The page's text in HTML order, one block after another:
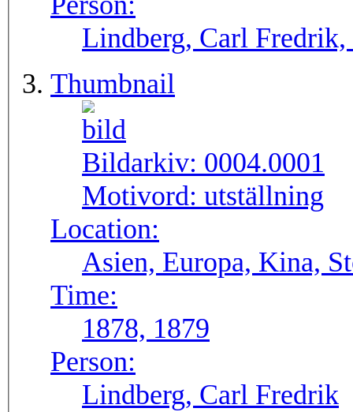
Lindberg, Carl
Thumbnail
Bildarkiv: 0004.0001
Motivord: utställning
Location:
Asien, Europa, Kina,
Time:
1878, 1879
Person:
Lindberg, Carl Fredrik